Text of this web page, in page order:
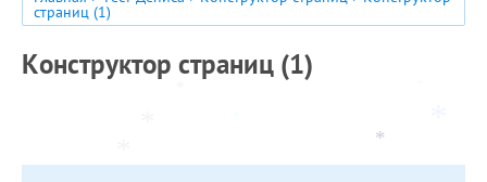
*
*
*
*
страниц (1)
Конструктор страниц (1)